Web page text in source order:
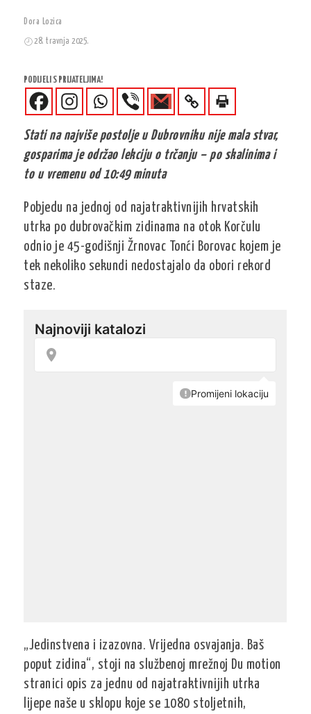
Dora Lozica
28. travnja 2025.
PODIJELI S PRIJATELJIMA!
Stati na najviše postolje u Dubrovniku nije mala stvar,
gosparima je održao lekciju o trčanju – po skalinima i
to u vremenu od 10:49 minuta
Pobjedu na jednoj od najatraktivnijih hrvatskih
utrka po dubrovačkim zidinama na otok Korčulu
odnio je 45-godišnji Žrnovac Tonći Borovac kojem je
tek nekoliko sekundi nedostajalo da obori rekord
staze.
„Jedinstvena i izazovna. Vrijedna osvajanja. Baš
poput zidina“, stoji na službenoj mrežnoj Du motion
stranici opis za jednu od najatraktivnijih utrka
lijepe naše u sklopu koje se 1080 stoljetnih,